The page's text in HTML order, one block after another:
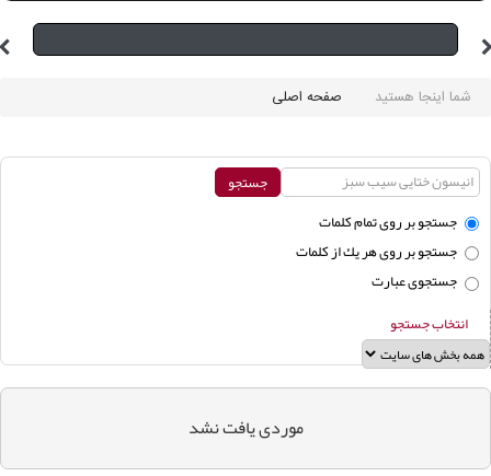
شما اینجا هستید صفحه اصلی
جستجو بر روی تمام كلمات
جستجو بر روی هر يك از كلمات
جستجوی عبارت
انتخاب جستجو
موردی يافت نشد